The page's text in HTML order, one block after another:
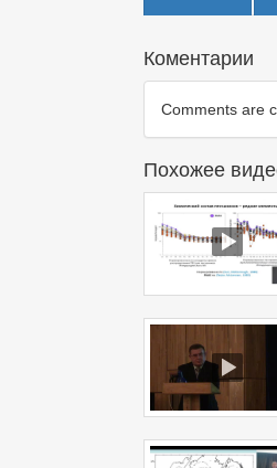
Коментарии
Comments are
Похожее